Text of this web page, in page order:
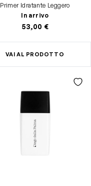
Primer Idratante Leggero
In arrivo
53,00 €
VAI AL PRODOTTO